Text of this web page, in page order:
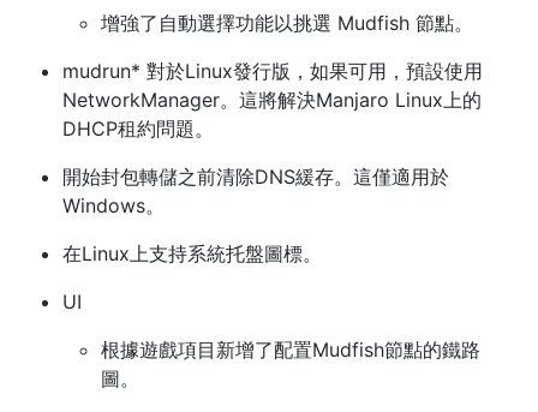
增強了自動選擇功能以挑選 Mudfish 節點。
mudrun* 對於Linux發行版，如果可用，預設使用
NetworkManager。這將解決Manjaro Linux上的
DHCP租約問題。
開始封包轉儲之前清除DNS緩存。這僅適用於
Windows。
在Linux上支持系統托盤圖標。
UI
根據遊戲項目新增了配置Mudfish節點的鐵路
圖。